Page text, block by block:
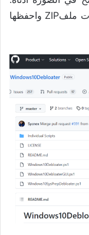
مباشرة بعد اكتمال التنزيل، استخرج محتويات ملفZIP واحفظها